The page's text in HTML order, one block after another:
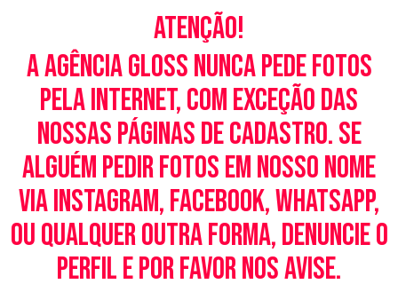
Atenção!
A Agência Gloss nunca pede fotos
pela Internet, com exceção das
nossas páginas de cadastro. Se
alguém pedir fotos em nosso nome
via Instagram, Facebook, WhatsApp,
ou qualquer outra forma, denuncie o
perfil e por favor nos avise.